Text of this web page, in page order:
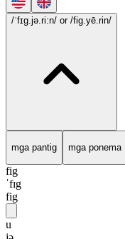
/ˈfɪg.jə.ri:n/ or /fig.yē.rin/
mga pantig mga ponema
fig
ˈfɪg
fig
u